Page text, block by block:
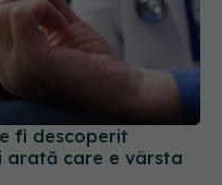
fi descoperit
arată care e vârsta